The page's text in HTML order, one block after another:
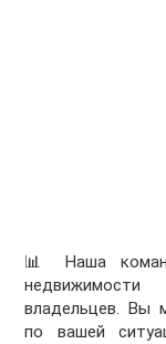
📊 Наша
владельцев. Вы
по вашей